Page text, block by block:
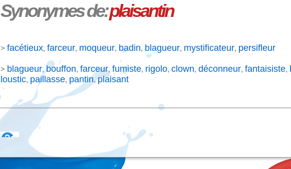
Synonymes de:plaisantin
> facétieux, farceur, moqueur, badin, blagueur, mystificateur, persifleur
> blagueur,bouffon, farceur, fumiste, rigolo, clown, déconneur, fantaisiste,
loustic, paillasse, pantin,plaisant